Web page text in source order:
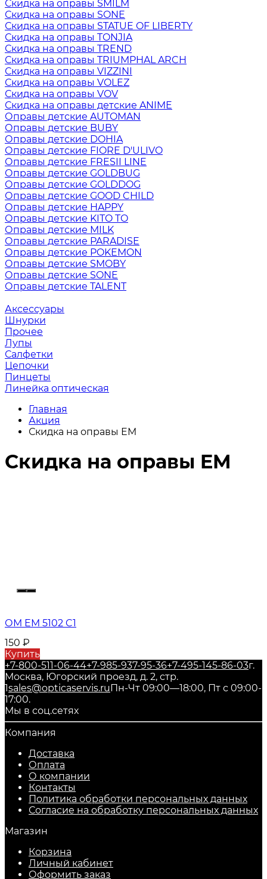
Скидка на оправы SMILM
Скидка на оправы SONE
Скидка на оправы STATUE OF LIBERTY
Скидка на оправы TONJIA
Скидка на оправы TREND
Скидка на оправы TRIUMPHAL ARCH
Скидка на оправы VIZZINI
Скидка на оправы VOLEZ
Скидка на оправы VOV
Скидка на оправы детские ANIME
Оправы детские AUTOMAN
Оправы детские BUBY
Оправы детские DOHIA
Оправы детские FIORE D'ULIVO
Оправы детские FRESII LINE
Оправы детские GOLDBUG
Оправы детские GOLDDOG
Оправы детские GOOD CHILD
Оправы детские HAPPY
Оправы детские KITO TO
Оправы детские MILK
Оправы детские PARADISE
Оправы детские POKEMON
Оправы детские SMOBY
Оправы детские SONE
Оправы детские TALENT
Аксессуары
Шнурки
Прочее
Лупы
Салфетки
Цепочки
Пинцеты
Линейка оптическая
Главная
Акция
Скидка на оправы EM
Скидка на оправы EM
ОМ EM 5102 C1
150 ₽
Купить
+7-800-511-06-44+7-985-937-95-36+7-495-145-86-03г.
Москва, Югорский проезд, д. 2, стр.
1sales@opticaservis.ruПн-Чт 09:00—18:00, Пт с 09:00-
17:00.
Мы в соц.сетях
Компания
Доставка
Оплата
О компании
Контакты
Политика обработки персональных данных
Согласие на обработку персональных данных
Магазин
Корзина
Личный кабинет
Оформить заказ